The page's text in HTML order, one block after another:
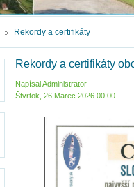
Rekordy a certifikáty
Rekordy a certifikáty
Napísal Administrator
Štvrtok, 26 Marec 2026 00:00